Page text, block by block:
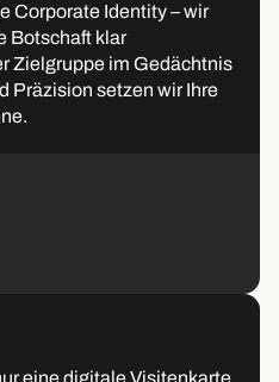
Corporate Identity – wir
Botschaft klar
Zielgruppe im Gedächtnis
Präzision setzen wir Ihre
eine digitale Visitenkarte